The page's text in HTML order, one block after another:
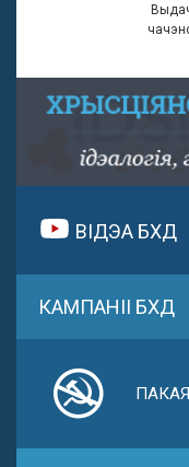
ВІДЭА БХД
КАМПАНІІ БХД